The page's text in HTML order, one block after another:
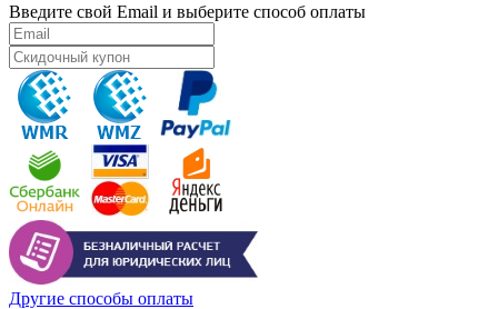
Введите свой Email и выберите способ оплаты
Другие способы оплаты